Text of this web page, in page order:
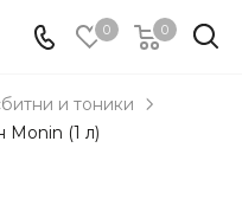
0 0
и тоники
(1 л)